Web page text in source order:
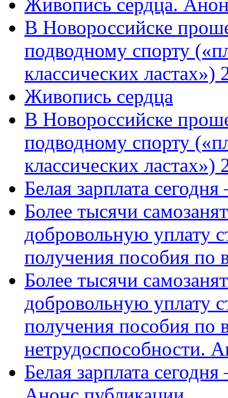
В Новороссийске
подводному спорту
классических
Живопись сердца
В Новороссийске
подводному спорту
классических ластах»)
Белая зарплата
Более тысячи
добровольную уплату
получения пособия по
Более тысячи
добровольную уплату
получения пособия по
нетрудоспособности.
Белая зарплата